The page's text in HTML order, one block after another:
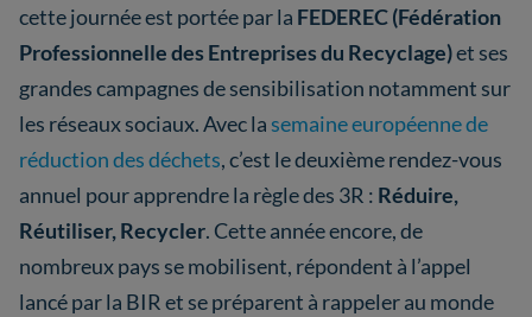
cette journée est portée par la FEDEREC (Fédération
Professionnelle des Entreprises du Recyclage)et ses
grandes campagnes de sensibilisation notamment sur
les réseaux sociaux. Avec lasemaine européenne de
réduction des déchets, c’est le deuxième rendez-vous
annuel pour apprendre la règle des 3R : Réduire,
Réutiliser, Recycler. Cette année encore, de
nombreux pays se mobilisent, répondent à l’appel
lancé par la BIR et se préparent à rappeler au monde